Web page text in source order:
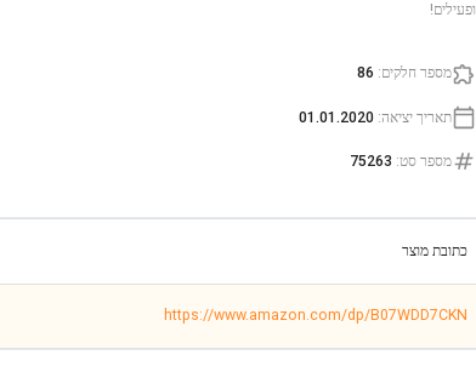
ופעילים!
מספר חלקים:
86
תאריך יציאה:
01.01.2020
מספר סט:
75263
כתובת מוצר
https://www.amazon.com/dp/B07WDD7CKN